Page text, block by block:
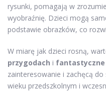
rysunki, pomagają w
wyobraźnię. Dzieci mogą
podstawie obrazków, co
W miarę jak dzieci rosną,
przygodach i
zainteresowanie i zachęcą
wieku przedszkolnym i